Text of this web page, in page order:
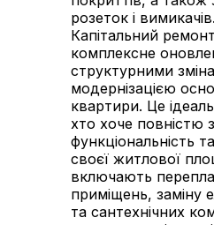
розеток і вимикачів.
Капітальний
комплексне
структурними
модернізацією
квартири. Це
хто хоче повністю
функціональність
своєї житлової
включають
приміщень, заміну
та сантехнічних